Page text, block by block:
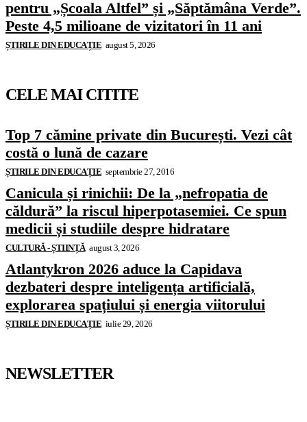
pentru „Școala Altfel” și „Săptămâna Verde”.
Peste 4,5 milioane de vizitatori în 11 ani
ȘTIRILE DIN EDUCAȚIE august 5, 2026
CELE MAI CITITE
Top 7 cămine private din București. Vezi cât
costă o lună de cazare
ȘTIRILE DIN EDUCAȚIE septembrie 27, 2016
Canicula și rinichii: De la „nefropatia de
căldură” la riscul hiperpotasemiei. Ce spun
medicii și studiile despre hidratare
CULTURĂ - ȘTIINȚĂ august 3, 2026
Atlantykron 2026 aduce la Capidava
dezbateri despre inteligența artificială,
explorarea spațiului și energia viitorului
ȘTIRILE DIN EDUCAȚIE iulie 29, 2026
NEWSLETTER